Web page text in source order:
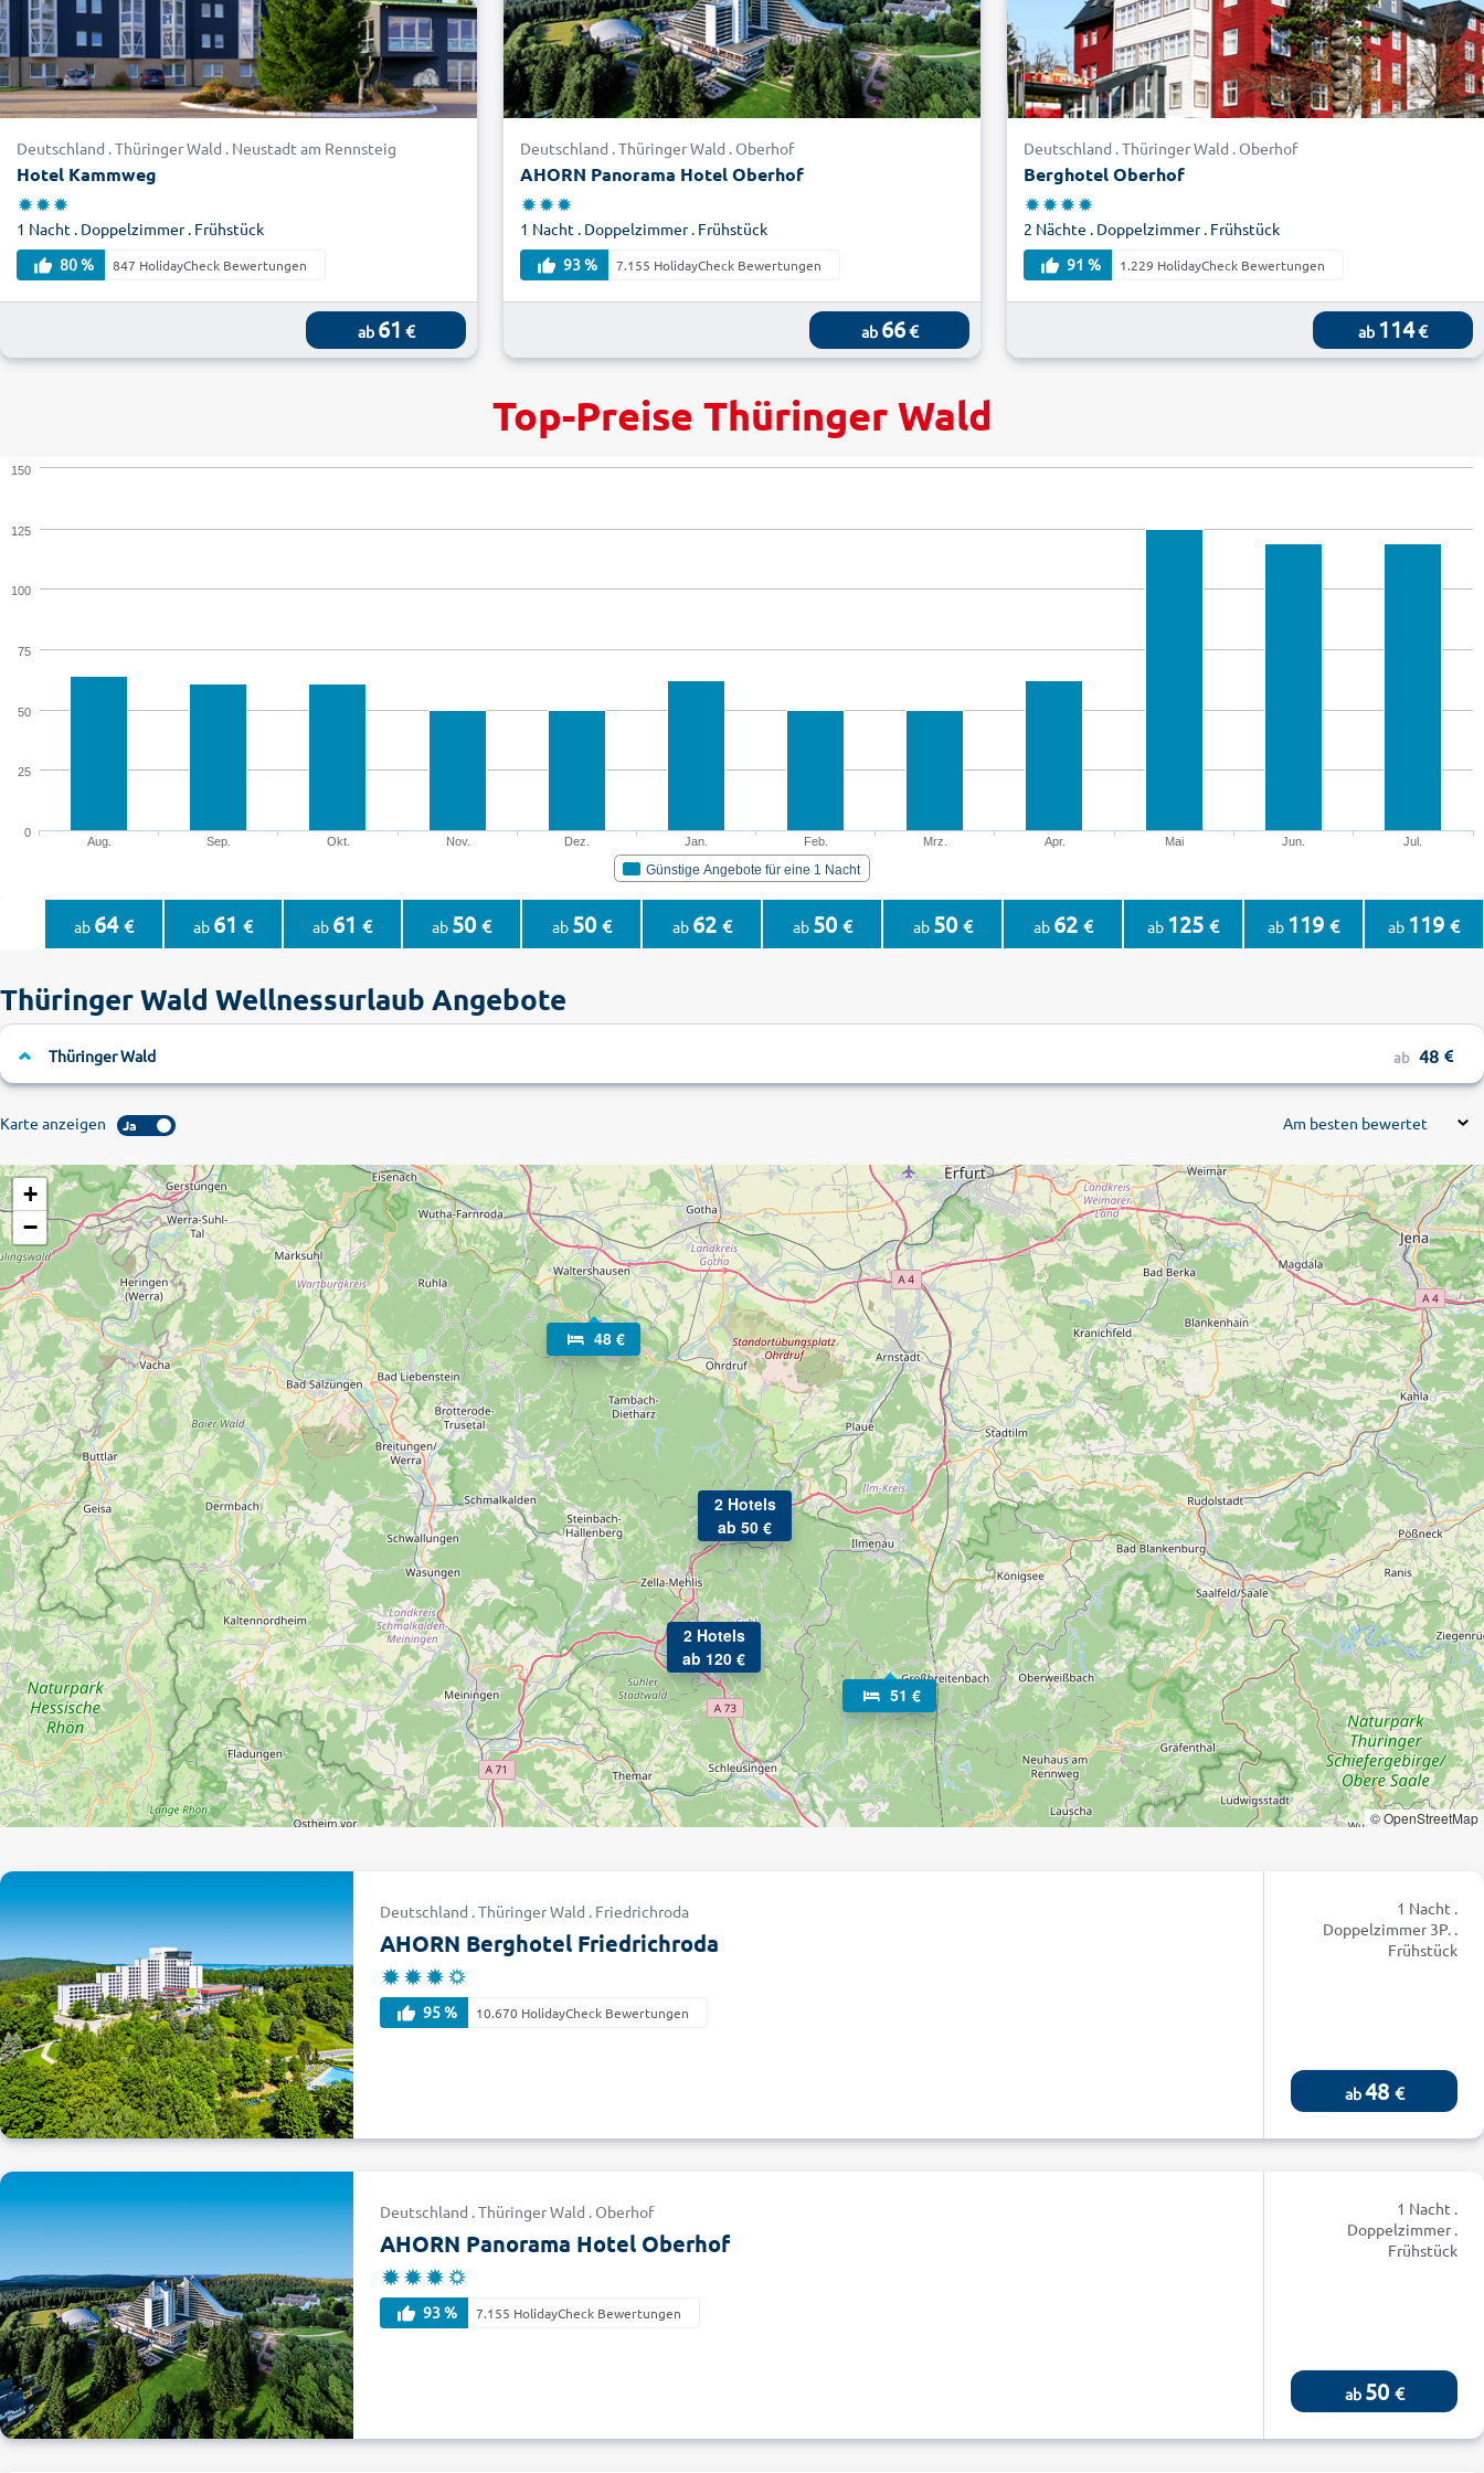
Deutschland . Thüringer Wald . Neustadt am Rennsteig
Hotel Kammweg
1 Nacht . Doppelzimmer . Frühstück
80 %
847 HolidayCheck Bewertungen
ab 61 €
Deutschland . Thüringer Wald . Oberhof
AHORN Panorama Hotel Oberhof
1 Nacht . Doppelzimmer . Frühstück
93 %
7.155 HolidayCheck Bewertungen
ab 66€
Deutschland . Thüringer Wald . Oberhof
Berghotel Oberhof
2 Nächte . Doppelzimmer . Frühstück
91 %
1.229 HolidayCheck Bewertungen
ab 114€
Top-Preise Thüringer Wald
Günstige Angebote für eine 1 Nacht
Aug. Sep. Okt. Nov. Dez. Jan. Feb. Mrz. Apr. Mai Jun. Jul.
0
25
50
75
100
125
150
ab 64 € ab 61 € ab 61 € ab 50 € ab 50 € ab 62 € ab 50 € ab 50 € ab 62 € ab 125 € ab 119 € ab 119 €
Thüringer Wald Wellnessurlaub Angebote
Thüringer Wald ab 48
Karte anzeigen Ja Am besten bewertet
51 €
48 €
2 Hotels
ab 120 €
2 Hotels
ab 50 €
+
−
© OpenStreetMap
Deutschland . Thüringer Wald . Friedrichroda
AHORN Berghotel Friedrichroda
95 % 10.670 HolidayCheck Bewertungen
1 Nacht .
Doppelzimmer 3P. .
Frühstück
ab48 €
Deutschland . Thüringer Wald . Oberhof
AHORN Panorama Hotel Oberhof
93 % 7.155 HolidayCheck Bewertungen
1 Nacht .
Doppelzimmer .
Frühstück
ab 50 €